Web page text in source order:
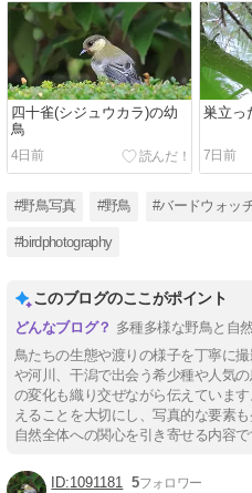
四十雀(シジュウカラ)の幼
鳥
4日前
巣立っ
7日前
#野鳥写真 #野鳥 #バードウォッ
#birdphotography
このブログのここがポイント
多種多様な野鳥と自
鳥たちの生態や渡りの様子を丁寧に
や河川、干潟で出会う希少種や人気
の変化も織り交ぜながら伝えていま
えることを大切にし、写真的な要素
自然全体への関心を引き寄せる内容で
1091181 5